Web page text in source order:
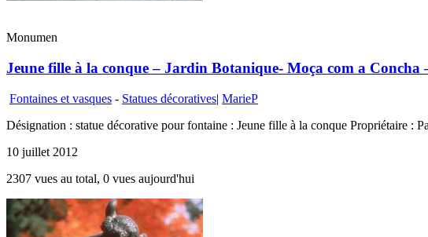
Monumen
Jeune fille à la conque – Jardin Botanique- Moça com a Concha
Fontaines et vasques - Statues décoratives| MarieP
Désignation : statue décorative pour fontaine : Jeune fille à la conque Propriétaire :
10 juillet 2012
2307 vues au total, 0 vues aujourd'hui